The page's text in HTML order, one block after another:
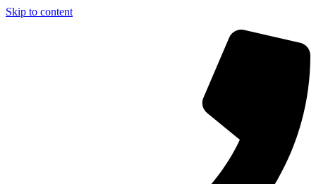
Skip to content